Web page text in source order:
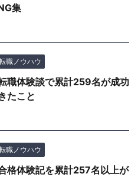
集
職ノウハウ
職体験談で累計259名が成功
たこと
職ノウハウ
格体験記を累計257名以上が